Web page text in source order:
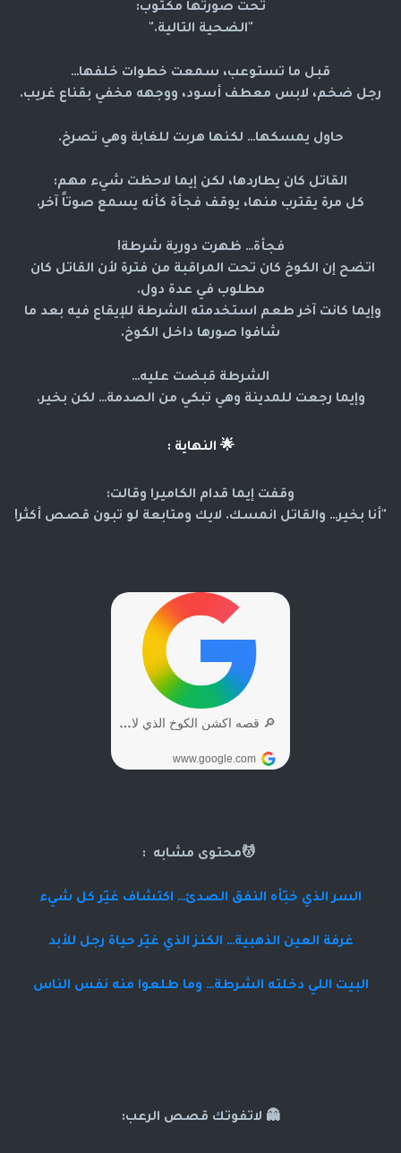
تحت صورتها مكتوب:
"الضحية التالية."
قبل ما تستوعب، سمعت خطوات خلفها…
رجل ضخم، لابس معطف أسود، ووجهه مخفي بقناع غريب.
حاول يمسكها… لكنها هربت للغابة وهي تصرخ.
القاتل كان يطاردها، لكن إيما لاحظت شيء مهم:
كل مرة يقترب منها، يوقف فجأة كأنه يسمع صوتاً آخر.
فجأة… ظهرت دورية شرطة!
مطلوب في عدة دول.
شافوا صورها داخل الكوخ.
الشرطة قبضت عليه…
وإيما رجعت للمدينة وهي تبكي من الصدمة… لكن بخير.
🌟 النهاية :
وقفت إيما قدام الكاميرا وقالت:
"أنا بخير… والقاتل انمسك. لايك ومتابعة لو تبون قصص أكثر!
💆محتوى مشابه :
السر الذي خبّأه النفق الصدئ… اكتشاف غيّر كل شيء
غرفة العين الذهبية… الكنز الذي غيّر حياة رجل للأبد
البيت اللي دخلته الشرطة… وما طلعوا منه نفس الناس
👻 لاتفوتك قصص الرعب: